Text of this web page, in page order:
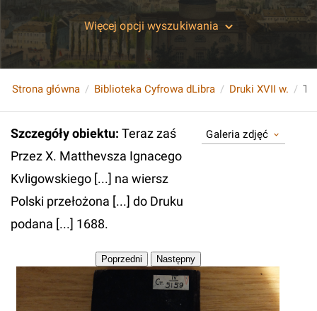
Więcej opcji wyszukiwania
Strona główna Biblioteka Cyfrowa dLibra Druki XVII w.
Szczegóły obiektu: Teraz zaś
Przez X. Matthevsza Ignacego
Kvligowskiego [...] na wiersz
Polski przełożona [...] do Druku
podana [...] 1688.
Galeria zdjęć